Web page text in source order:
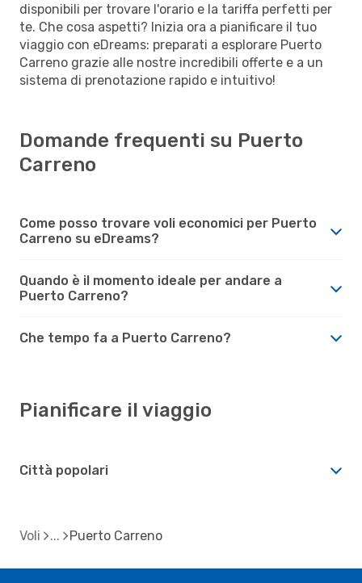
disponibili per trovare l'orario e la tariffa perfetti per
te. Che cosa aspetti? Inizia ora a pianificare il tuo
viaggio con eDreams: preparati a esplorare Puerto
Carreno grazie alle nostre incredibili offerte e a un
sistema di prenotazione rapido e intuitivo!
Domande frequenti su Puerto
Carreno
Come posso trovare voli economici per Puerto
Carreno su eDreams?
Quando è il momento ideale per andare a
Puerto Carreno?
Che tempo fa a Puerto Carreno?
Pianificare il viaggio
Città popolari
Voli Puerto Carreno